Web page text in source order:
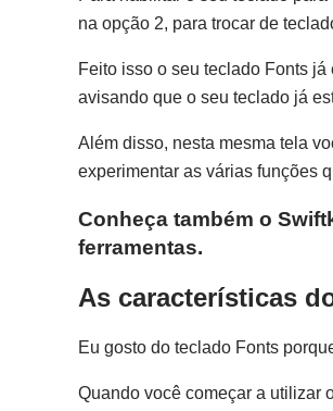
na opção 2, para trocar de
Feito isso o seu teclado Fonts
avisando que o seu teclado já
Além disso, nesta mesma tela
experimentar as várias funções
Conheça também o
ferramentas.
As características
Eu gosto do teclado Fonts
Quando você começar a utilizar